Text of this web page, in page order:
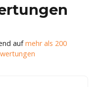
aufmehr als 200